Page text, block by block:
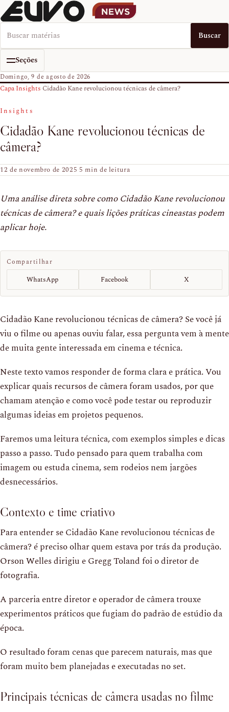
Buscar no EUVO News Buscar
Seções
Domingo, 9 de agosto de 2026
Capa›Insights›Cidadão Kane revolucionou técnicas de câmera?
Insights
Cidadão Kane revolucionou técnicas de
câmera?
12 de novembro de 2025·5 min de leitura
Uma análise direta sobre como Cidadão Kane revolucionou
técnicas de câmera? e quais lições práticas cineastas podem
aplicar hoje.
Compartilhar
WhatsApp Facebook X
Cidadão Kane revolucionou técnicas de câmera? Se você já
viu o filme ou apenas ouviu falar, essa pergunta vem à mente
de muita gente interessada em cinema e técnica.
Neste texto vamos responder de forma clara e prática. Vou
explicar quais recursos de câmera foram usados, por que
chamam atenção e como você pode testar ou reproduzir
algumas ideias em projetos pequenos.
Faremos uma leitura técnica, com exemplos simples e dicas
passo a passo. Tudo pensado para quem trabalha com
imagem ou estuda cinema, sem rodeios nem jargões
desnecessários.
Contexto e time criativo
Para entender se Cidadão Kane revolucionou técnicas de
câmera? é preciso olhar quem estava por trás da produção.
Orson Welles dirigiu e Gregg Toland foi o diretor de
fotografia.
A parceria entre diretor e operador de câmera trouxe
experimentos práticos que fugiam do padrão de estúdio da
época.
O resultado foram cenas que parecem naturais, mas que
foram muito bem planejadas e executadas no set.
Principais técnicas de câmera usadas no filme